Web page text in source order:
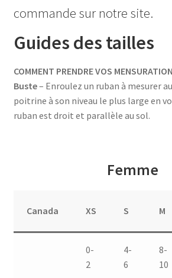
commande sur notre site.
Guides des tailles
COMMENT PRENDRE VOS
Buste– Enroulez un ruban à mesurer
poitrine à son niveau le plus large en
ruban est droit et parallèle au sol.
Femme
Canada XS S M
0-
2
4-
6
8-
10